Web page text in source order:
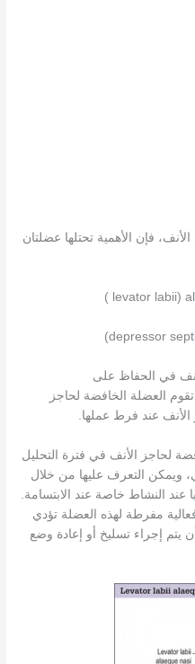
فإن الأهمية تحتلها عضلتان
في الحفاظ على
العضلة الخافضة لحاجز
الأنف عند فرط عملها.
لحاجز الأنف في فترة التحليل
ويمكن التعرف عليها من خلال
النشاط خاصة عند الابتسامة.
مفرطة لهذه العضلة تؤدي
يتم إجراء تسليخ أو إعادة وضع